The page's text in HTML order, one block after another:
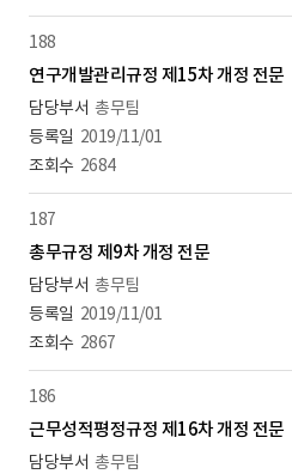
188
연구개발관리규정 제15차 개정 전문
총무팀
2019/11/01
2684
187
총무규정 제9차 개정 전문
총무팀
2019/11/01
2867
186
근무성적평정규정 제16차 개정 전문
총무팀